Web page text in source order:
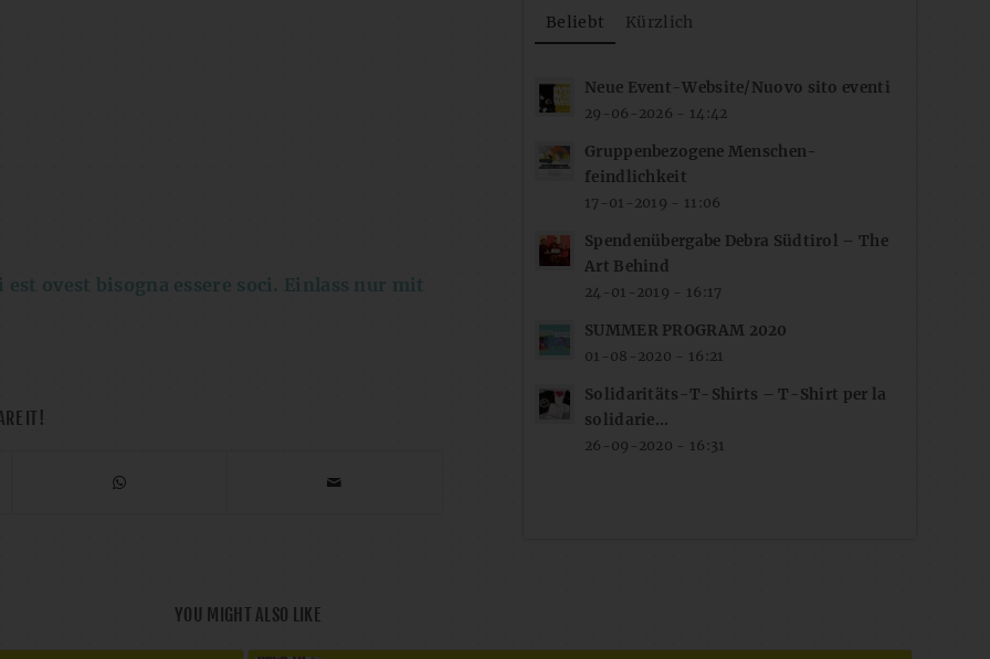
ovest bisogna essere soci. Einlass nur mit
IT!
Beliebt Kürzlich
Neue Event-Website/Nuovo sito eventi
29-06-2026 - 14:42
Gruppenbezogene Menschen-
feindlichkeit
17-01-2019 - 11:06
Spendenübergabe Debra Südtirol – The
Art Behind
24-01-2019 - 16:17
SUMMER PROGRAM 2020
01-08-2020 - 16:21
Solidaritäts-T-Shirts – T-Shirt per la
solidarie...
26-09-2020 - 16:31
YOU MIGHT ALSO LIKE